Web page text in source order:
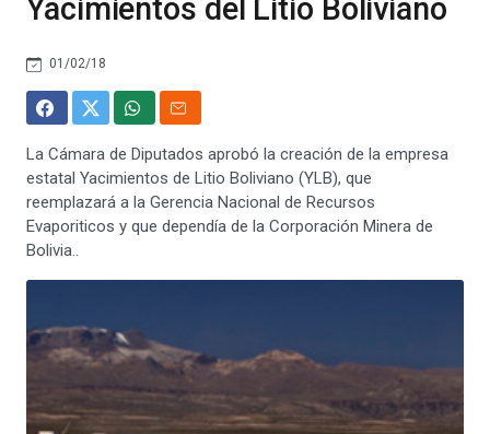
Yacimientos del Litio Boliviano
01/02/18
La Cámara de Diputados aprobó la creación de la empresa
estatal Yacimientos de Litio Boliviano (YLB), que
reemplazará a la Gerencia Nacional de Recursos
Evaporiticos y que dependía de la Corporación Minera de
Bolivia..